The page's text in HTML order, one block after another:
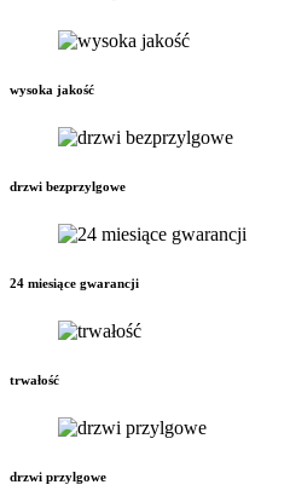
wysoka jakość
drzwi bezprzylgowe
24 miesiące gwarancji
trwałość
drzwi przylgowe